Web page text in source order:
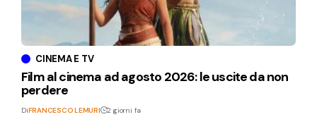
CINEMA E TV
Film al cinema ad agosto 2026: le uscite da non
perdere
DiFRANCESCO LEMURI 2 giorni fa